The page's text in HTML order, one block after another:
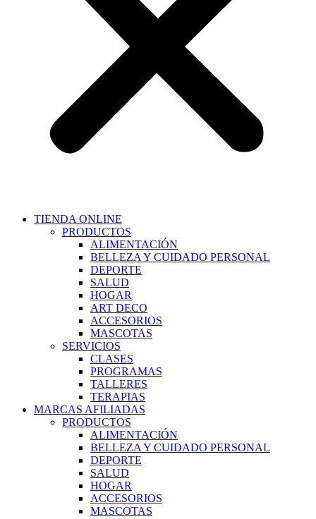
TIENDA ONLINE
PRODUCTOS
ALIMENTACIÓN
BELLEZA Y CUIDADO PERSONAL
DEPORTE
SALUD
HOGAR
ART DECO
ACCESORIOS
MASCOTAS
SERVICIOS
CLASES
PROGRAMAS
TALLERES
TERAPIAS
MARCAS AFILIADAS
PRODUCTOS
ALIMENTACIÓN
BELLEZA Y CUIDADO PERSONAL
DEPORTE
SALUD
HOGAR
ACCESORIOS
MASCOTAS